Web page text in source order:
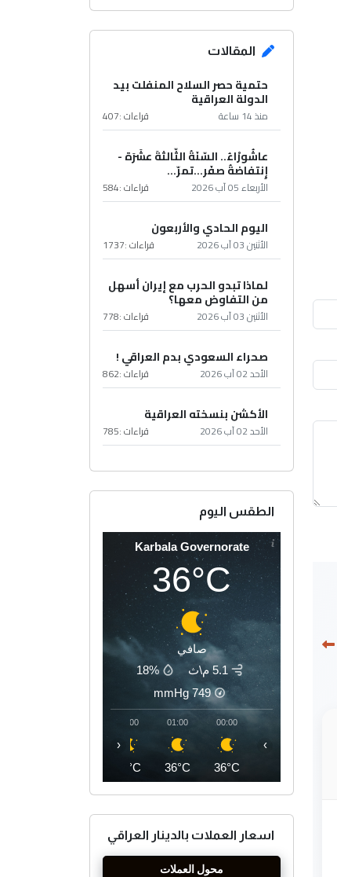
المقالات
حتمية حصر السلاح المنفلت بيد
الدولة العراقية
منذ 14 ساعة قراءات :407
عاشُورْاءُ.. السّنَةُ الثّالثةَ عشَرَة -
إِنتفاضةُ صفَر…تمرّ...
الأربعاء 05 آب 2026 قراءات :584
اليوم الحادي والأربعون
الأثنين 03 آب 2026 قراءات :1737
لماذا تبدو الحرب مع إيران أسهل
من التفاوض معها؟
الأثنين 03 آب 2026 قراءات :778
صحراء السعودي بدم العراقي !
الأحد 02 آب 2026 قراءات :862
الأكشن بنسخته العراقية
الأحد 02 آب 2026 قراءات :785
الطقس اليوم
Karbala Governorate
36°C
صافي
5.1 م\ث
18%
749
mmHg
00:00
36°C
01:00
36°C
02:00
35°C
‹ ›
اسعار العملات بالدينار العراقي